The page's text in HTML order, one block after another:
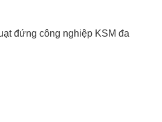
đứng công nghiệp KSM đa